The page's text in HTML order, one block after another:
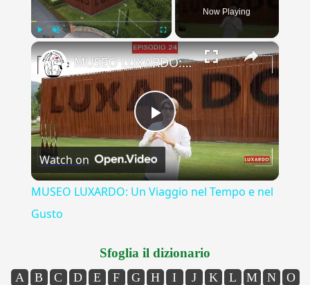
Fullscreen
Now Playing
×
Play
Video
MUSEO LUXARDO: Un Viaggio nel Tempo e nel Gusto
Watch on
MUSEO LUXARDO: Un Viaggio nel Tempo e nel
Gusto
Sfoglia il dizionario
A B C D E F G H I J K L M N
O